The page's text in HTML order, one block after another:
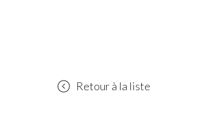
Retour à la liste